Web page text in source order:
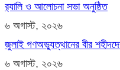
র‍্যালি ও আলোচনা সভা অনুষ্ঠিত
৬ অগাস্ট, ২০২৬
জুলাই গণঅভ্যুত্থানের বীর
৬ অগাস্ট, ২০২৬